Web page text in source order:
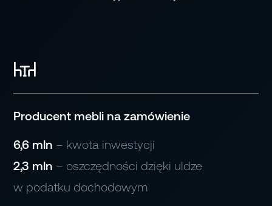
Spożywcza
AGD
Tekstylna
Producent mebli na zamówienie
6,6 mln – kwota inwestycji
2,3 mln – oszczędności dzięki uldze
w podatku dochodowym